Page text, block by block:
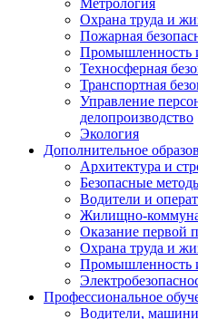
Метрология
Охрана труда и
Пожарная
Промышленность
Техносферная
Транспортная
Управление
делопроизводство
Экология
Дополнительное
Архитектура и
Безопасные
Водители и
Жилищно-
Оказание первой
Охрана труда и
Промышленность
Профессиональное
Водители,